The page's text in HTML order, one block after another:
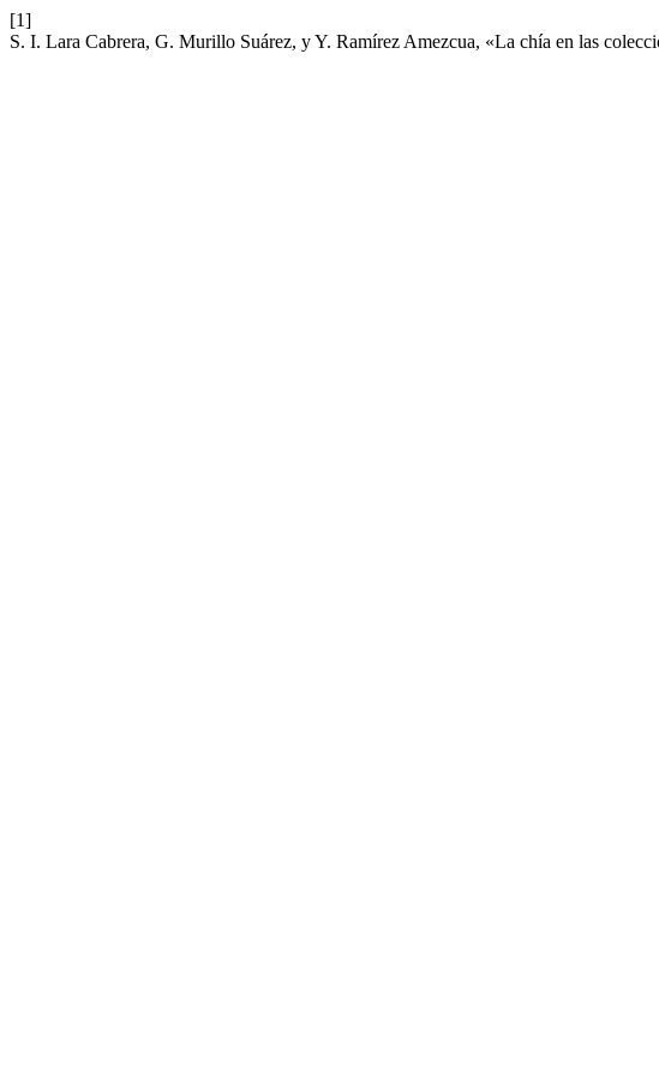
[1]
S. I. Lara Cabrera, G. Murillo Suárez, y Y. Ramírez Amezcua, «La chía en las